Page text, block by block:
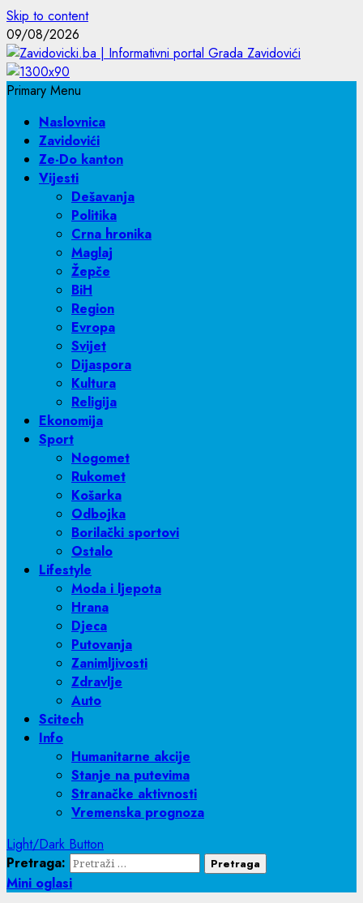
Skip to content
09/08/2026
Primary Menu
Naslovnica
Zavidovići
Ze-Do kanton
Vijesti
Dešavanja
Politika
Crna hronika
Maglaj
Žepče
BiH
Region
Evropa
Svijet
Dijaspora
Kultura
Religija
Ekonomija
Sport
Nogomet
Rukomet
Košarka
Odbojka
Borilački sportovi
Ostalo
Lifestyle
Moda i ljepota
Hrana
Djeca
Putovanja
Zanimljivosti
Zdravlje
Auto
Scitech
Info
Humanitarne akcije
Stanje na putevima
Stranačke aktivnosti
Vremenska prognoza
Light/Dark Button
Pretraga:
Mini oglasi